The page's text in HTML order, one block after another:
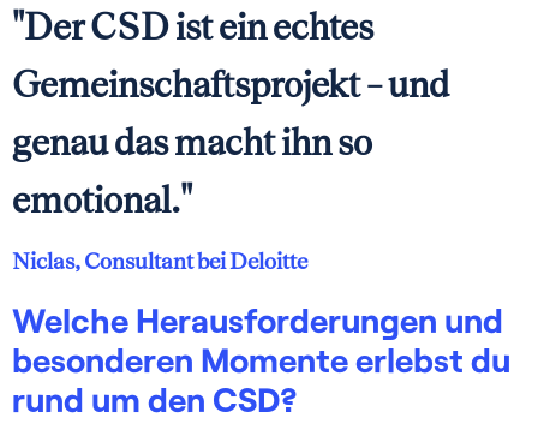
"Der CSD ist ein echtes
Gemeinschaftsprojekt – und
genau das macht ihn so
emotional."
Niclas, Consultant bei Deloitte
Welche Herausforderungen und
besonderen Momente erlebst du
rund um den CSD?